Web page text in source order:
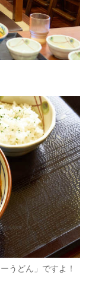
うどん」ですよ！